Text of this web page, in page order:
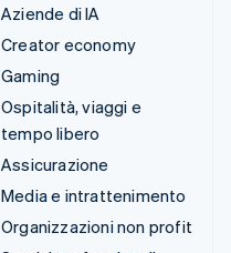
Aziende di IA
Creator economy
Gaming
Ospitalità, viaggi e
tempo libero
Assicurazione
Media e intrattenimento
Organizzazioni non profit